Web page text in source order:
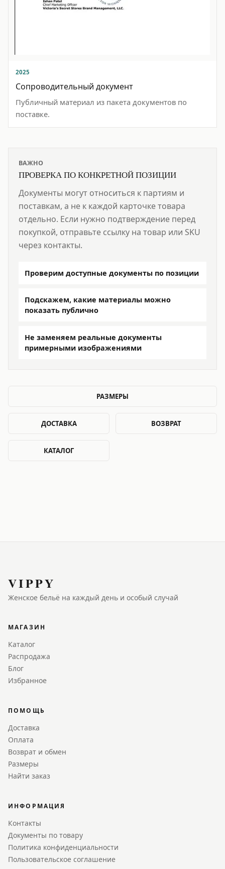
2025
Сопроводительный документ
Публичный материал из пакета документов по
поставке.
ВАЖНО
ПРОВЕРКА ПО КОНКРЕТНОЙ ПОЗИЦИИ
Документы могут относиться к партиям и
поставкам, а не к каждой карточке товара
отдельно. Если нужно подтверждение перед
покупкой, отправьте ссылку на товар или SKU
через контакты.
Проверим доступные документы по позиции
Подскажем, какие материалы можно
показать публично
Не заменяем реальные документы
примерными изображениями
РАЗМЕРЫ
ДОСТАВКА ВОЗВРАТ
КАТАЛОГ
VIPPY
Женское бельё на каждый день и особый случай
МАГАЗИН
Каталог
Распродажа
Блог
Избранное
ПОМОЩЬ
Доставка
Оплата
Возврат и обмен
Размеры
Найти заказ
ИНФОРМАЦИЯ
Контакты
Документы по товару
Политика конфиденциальности
Пользовательское соглашение